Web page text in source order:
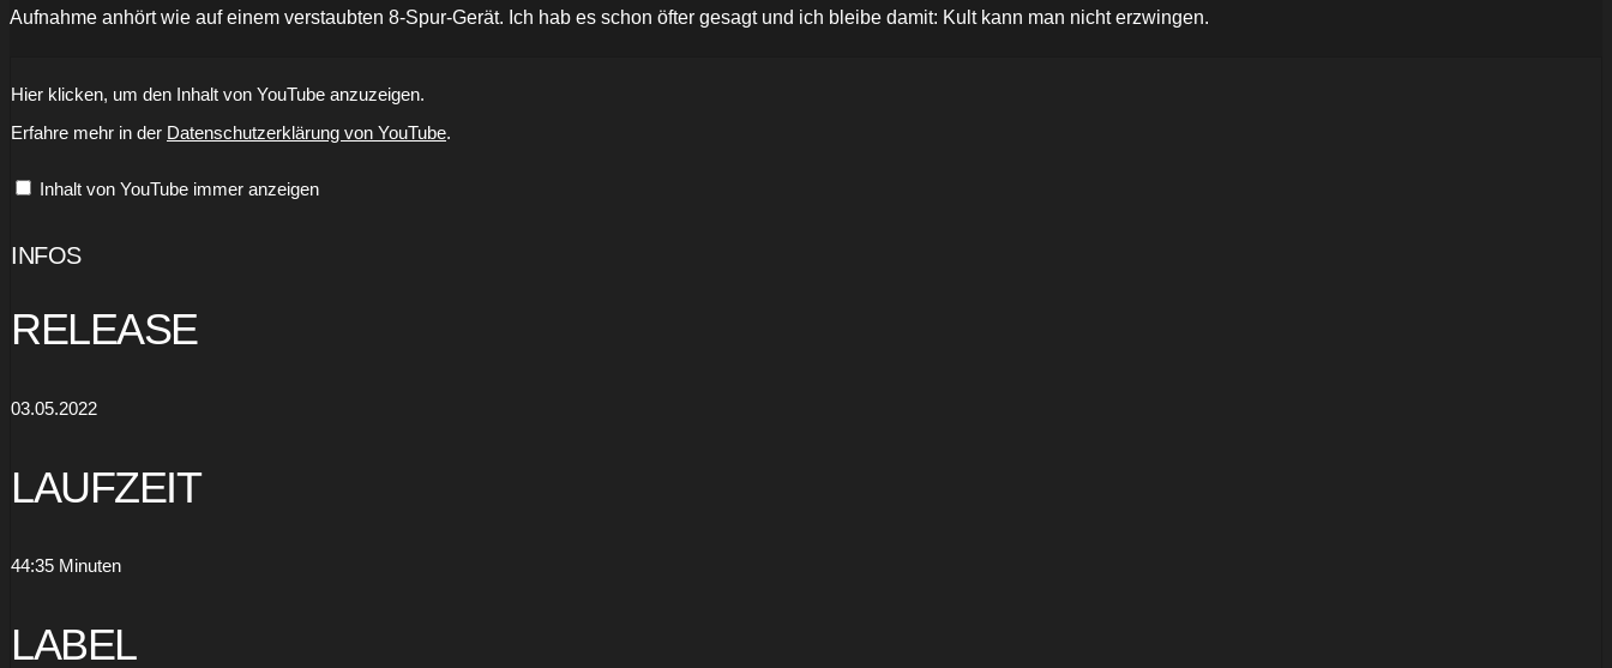
Aufnahme anhört wie auf einem verstaubten 8-Spur-Gerät. Ich hab es schon öfter gesagt und ich bleibe damit: Kult kann man nicht erzwingen.
„TENEBRO
-
[2022]“
anzeigen
Hier klicken, um den Inhalt von YouTube anzuzeigen.
Erfahre mehr in der Datenschutzerklärung von YouTube.
Inhalt von YouTube immer anzeigen
INFOS
RELEASE
03.05.2022
LAUFZEIT
44:35 Minuten
LABEL